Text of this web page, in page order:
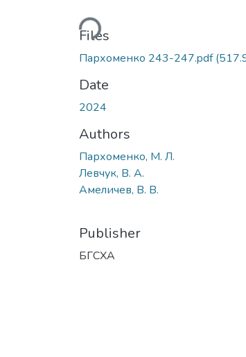
Loading...
Files
Пархоменко 243-247.pdf
Date
2024
Authors
Пархоменко, М. Л.
Левчук, В. А.
Амеличев, В. В.
Publisher
БГСХА